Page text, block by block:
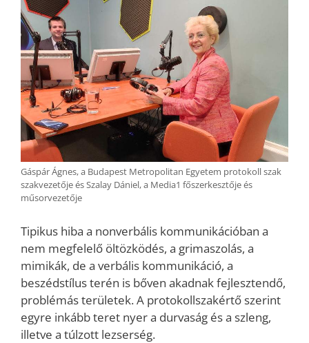
Gáspár Ágnes, a Budapest Metropolitan Egyetem protokoll szak
szakvezetője és Szalay Dániel, a Media1 főszerkesztője és
műsorvezetője
Tipikus hiba a nonverbális kommunikációban a
nem megfelelő öltözködés, a grimaszolás, a
mimikák, de a verbális kommunikáció, a
beszédstílus terén is bőven akadnak fejlesztendő,
problémás területek. A protokollszakértő szerint
egyre inkább teret nyer a durvaság és a szleng,
illetve a túlzott lezserség.